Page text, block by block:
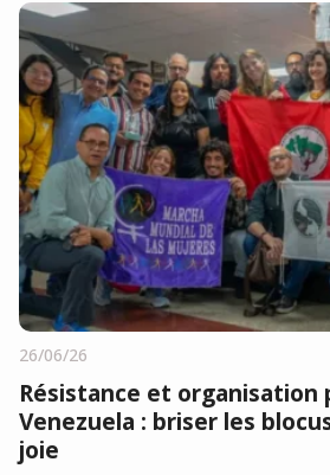
26/06/26
Résistance et organisation
Venezuela : briser les
joie